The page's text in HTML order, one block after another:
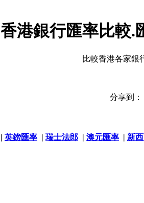
香港銀行匯率比較.
比較香港各家銀
分享到：
| 英鎊匯率 | 瑞士法郎 | 澳元匯率 | 新